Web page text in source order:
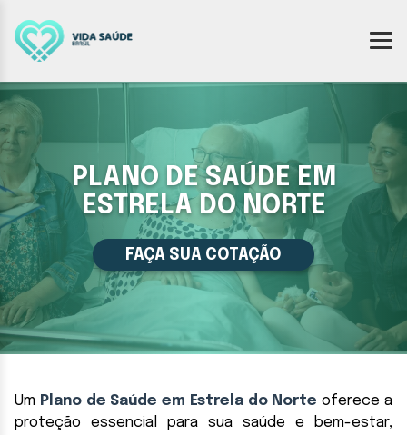
PLANO DE SAÚDE EM
ESTRELA DO NORTE
FAÇA SUA COTAÇÃO
Um Plano de Saúde em Estrela do Norte oferece a
proteção essencial para sua saúde e bem-estar,